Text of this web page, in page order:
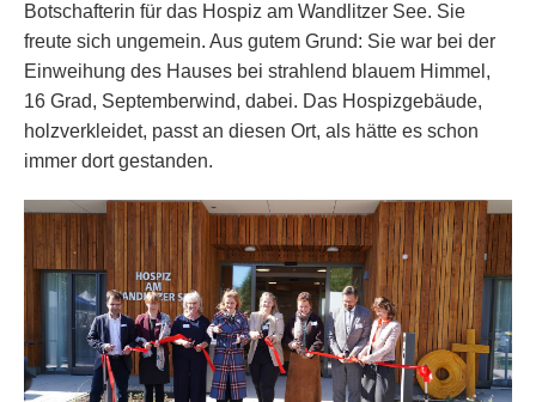
Botschafterin für das Hospiz am Wandlitzer See. Sie
freute sich ungemein. Aus gutem Grund: Sie war bei der
Einweihung des Hauses bei strahlend blauem Himmel,
16 Grad, Septemberwind, dabei. Das Hospizgebäude,
holzverkleidet, passt an diesen Ort, als hätte es schon
immer dort gestanden.